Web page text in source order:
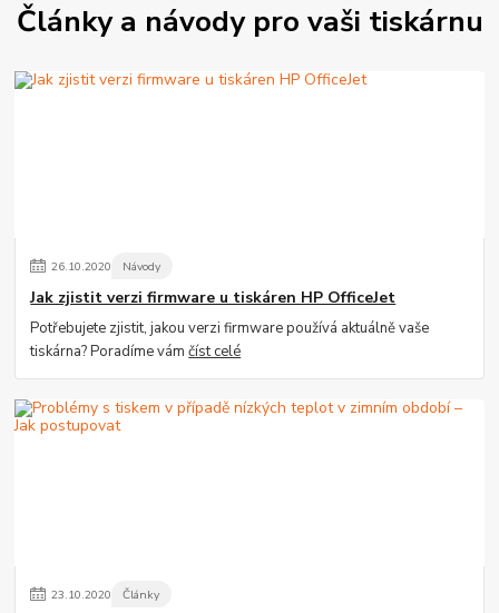
Články a návody pro vaši tiskárnu
26.10.2020 Návody
Jak zjistit verzi firmware u tiskáren HP OfficeJet
Potřebujete zjistit, jakou verzi firmware používá aktuálně vaše
tiskárna? Poradíme vámčíst celé
23.10.2020 Články